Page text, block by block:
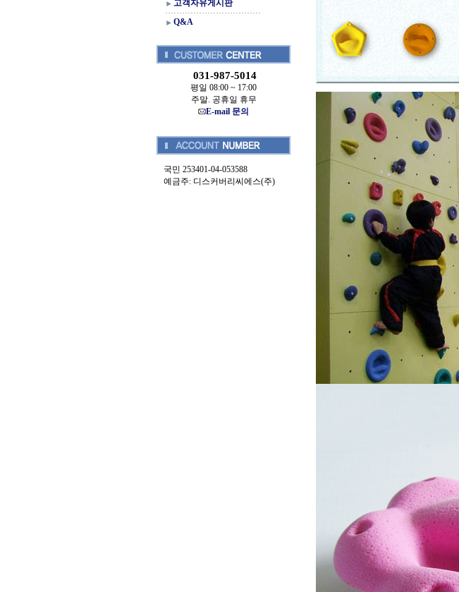
고객자유게시판
Q&A
031-987-5014
평일 08:00 ~ 17:00
주말. 공휴일 휴무
E-mail 문의
국민 253401-04-053588
예금주: 디스커버리씨에스(주)